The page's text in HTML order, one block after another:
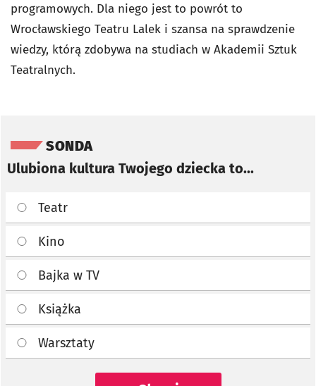
programowych. Dla niego jest to powrót to
Wrocławskiego Teatru Lalek i szansa na sprawdzenie
wiedzy, którą zdobywa na studiach w Akademii Sztuk
Teatralnych.
SONDA
Ulubiona kultura Twojego dziecka to...
Teatr
Kino
Bajka w TV
Książka
Warsztaty